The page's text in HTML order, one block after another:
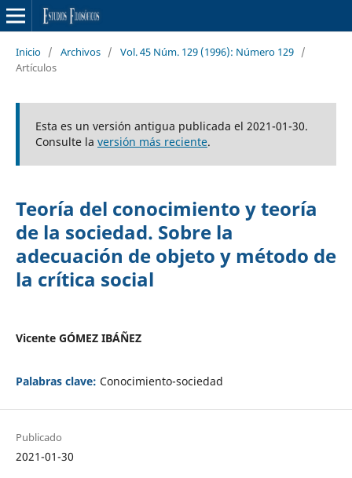
Inicio / Archivos / Vol. 45 Núm. 129 (1996): Número 129 /
Artículos
Esta es un versión antigua publicada el 2021-01-30.
Consulte la versión más reciente.
Teoría del conocimiento y teoría
de la sociedad. Sobre la
adecuación de objeto y método de
la crítica social
Vicente GÓMEZ IBÁÑEZ
Palabras clave: Conocimiento-sociedad
Publicado
2021-01-30